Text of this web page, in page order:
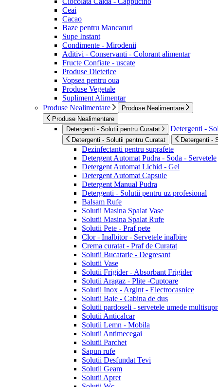
Ceai
Cacao
Baze pentru Mancaruri
Supe Instant
Condimente - Mirodenii
Aditivi - Conservanti - Colorant alimentar
Fructe Confiate - uscate
Produse Dietetice
Vopsea pentru oua
Produse Vegetale
Supliment Alimentar
Produse Nealimentare
Produse Nealimentare
Produse Nealimentare
Detergenti - Solutii pentru Curatat
Detergenti -
Detergenti - Solutii pentru Curatat Detergenti -
Dezinfectanti pentru suprafete
Detergent Automat Pudra - Soda - Servetele
Detergent Automat Lichid - Gel
Detergent Automat Capsule
Detergent Manual Pudra
Detergenti - Solutii pentru uz profesional
Balsam Rufe
Solutii Masina Spalat Vase
Solutii Masina Spalat Rufe
Solutii Pete - Praf pete
Clor - Inalbitor - Servetele inalbire
Crema curatat - Praf de Curatat
Solutii Bucatarie - Degresant
Solutii Vase
Solutii Frigider - Absorbant Frigider
Solutii Aragaz - Plite -Cuptoare
Solutii Inox - Argint - Electrocasnice
Solutii Baie - Cabina de dus
Solutii pardoseli - servetele umede
Solutii Anticalcar
Solutii Lemn - Mobila
Solutii Antimecegai
Solutii Parchet
Sapun rufe
Solutii Desfundat Tevi
Solutii Geam
Solutii Apret